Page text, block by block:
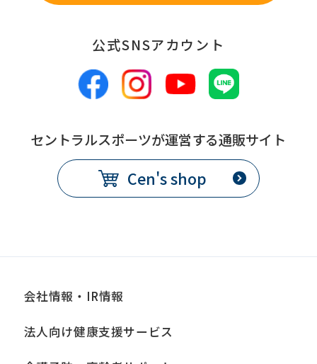
you
fully
understand
this
the
service.
公式SNSアカウント
セントラルスポーツが運営する通販サイト
Cen's shop
会社情報・IR情報
法人向け健康支援サービス